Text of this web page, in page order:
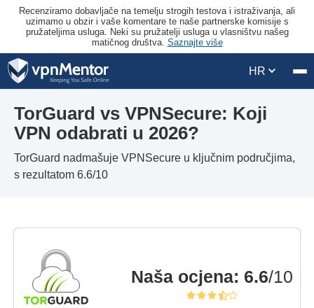
Recenziramo dobavljače na temelju strogih testova i istraživanja, ali
uzimamo u obzir i vaše komentare te naše partnerske komisije s
pružateljima usluga. Neki su pružatelji usluga u vlasništvu našeg
matičnog društva. Saznajte više
HR
TorGuard vs VPNSecure: Koji
VPN odabrati u 2026?
TorGuard nadmašuje VPNSecure u ključnim područjima,
s rezultatom 6.6/10
Naša ocjena: 6.6/10